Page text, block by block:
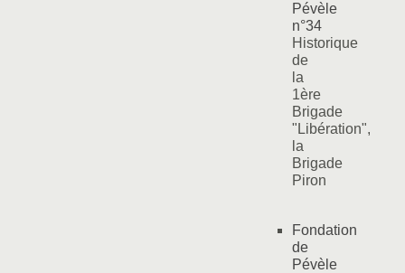
Pévèle
n°34
Historique
de
la
1ère
Brigade
"Libération",
la
Brigade
Piron
Fondation
de
Pévèle